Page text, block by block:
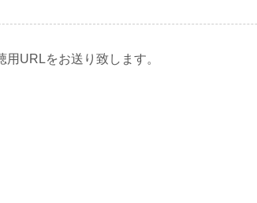
URLをお送り致します。